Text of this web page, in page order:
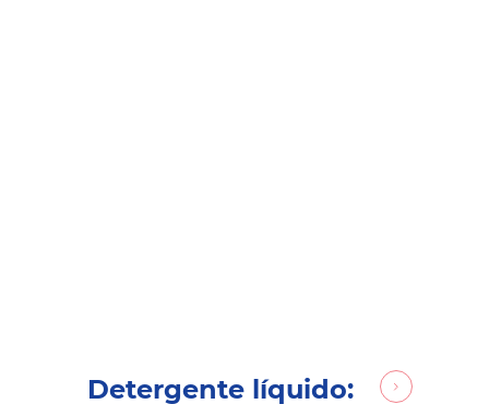
Detergente líquido: